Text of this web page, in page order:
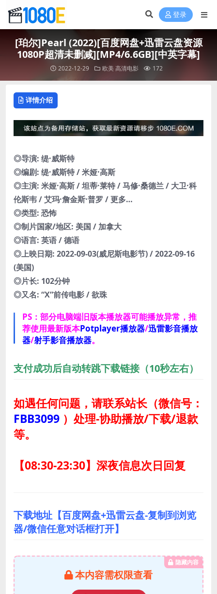
登录
[珀尔]Pearl (2022)[百度网盘+迅雷云盘资源
1080P超清未删减][MP4/6.6GB][中英字幕]
2022-12-29 欧美高清电影 172
详情介绍
◎导演: 缇·威斯特
◎编剧: 缇·威斯特 / 米娅·高斯
◎主演: 米娅·高斯 / 坦蒂·莱特 / 马修·桑德兰 / 大卫·科
伦斯韦 / 艾玛·詹金斯·普罗 / 更多…
◎类型: 恐怖
◎制片国家/地区: 美国 / 加拿大
◎语言: 英语 / 德语
◎上映日期: 2022-09-03(威尼斯电影节) / 2022-09-16
(美国)
◎片长: 102分钟
◎又名: “X”前传电影 / 欲珠
PS：部分电脑端旧版本播放器可能播放异常，推
荐使用最新版本Potplayer播放器/迅雷影音播放
器/射手影音播放器。
支付成功后自动转跳下载链接（10秒左右）
如遇任何问题，请联系站长（微信号：
FBB3099 ） 处理-协助播放/下载/退款
等。
【08:30-23:30】深夜信息次日回复
下载地址【百度网盘+迅雷云盘-复制到浏览
器/微信任意对话框打开】
隐藏内容
本内容需权限查看